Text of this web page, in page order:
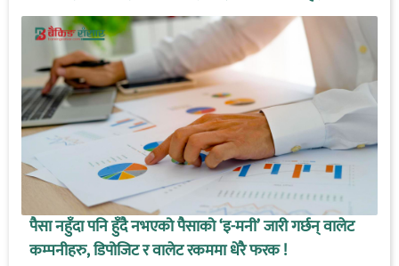
पैसा नहुँदा पनि हुँदै नभएको पैसाको ‘इ-मनी’ जारी गर्छन् वालेट
कम्पनीहरु, डिपोजिट र वालेट रकममा धेरै फरक !